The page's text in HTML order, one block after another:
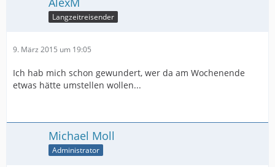
Langzeitreisender
9. März 2015 um 19:05
Ich hab mich schon gewundert, wer da am Wochenende
etwas hätte umstellen wollen...
Michael Moll
Administrator